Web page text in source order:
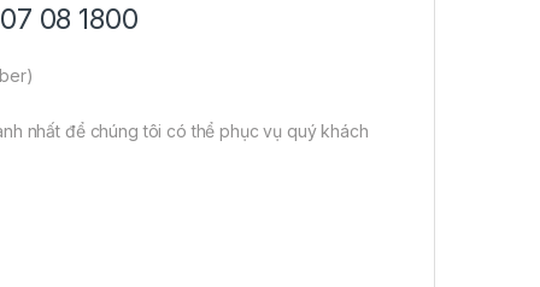
08 1800
nhất để chúng tôi có thể phục vụ quý khách